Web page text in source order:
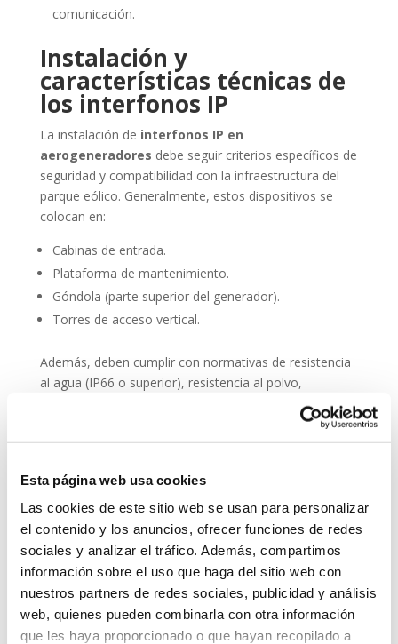
Esta página web usa cookies
Las cookies de este sitio web se usan para personalizar
el contenido y los anuncios, ofrecer funciones de redes
sociales y analizar el tráfico. Además, compartimos
información sobre el uso que haga del sitio web con
nuestros partners de redes sociales, publicidad y análisis
web, quienes pueden combinarla con otra información
que les haya proporcionado o que hayan recopilado a
comunicación.
Instalación y
características técnicas de
los interfonos IP
La instalación de interfonos IP en
aerogeneradores debe seguir criterios específicos de
seguridad y compatibilidad con la infraestructura del
parque eólico. Generalmente, estos dispositivos se
colocan en:
Cabinas de entrada.
Plataforma de mantenimiento.
Góndola (parte superior del generador).
Torres de acceso vertical.
Además, deben cumplir con normativas de resistencia
al agua (IP66 o superior), resistencia al polvo,
compatibilidad electromagnética y facilidad de
Audio en alta definición (HD).
Reducción activa de ruido.
Botones de emergencia o comunicación directa.
Posibilidad de conexión con fibra óptica o redes
móviles.
Alimentación PoE (Power over Ethernet) para
simplificar el cableado.